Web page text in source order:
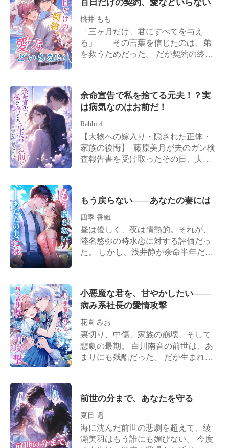
手を貸すつもりが、夢乃はそのまま
親子ごと溺愛対象に。 「傷ついたな
ら、島でも買って癒せばいい」 「侮
辱された？じゃあ一族まるごと潰
す」 緑茶女が絡んできた瞬間、首富
いけど！？」 「そろそろ二人目、ど
う？」
百日だけの契約、愛などいらない
桃井 もも
「三ヶ月だけ、君にすべてを与え
る」——その言葉を信じたのは、弟
を救うためだった。 だが契約の終わ
望。 三年後、彼女は華麗に舞い戻
る。世界が注目する女優として。
「もう、男なんて必要ない。私は私
の道を歩くだけ——」 過去を踏みし
めて、輝く舞台に立つ彼女の姿に、
誰もが目を奪われる。 これは、すべ
余命宣告で私を捨てる元夫！？実
は病気なのはお前だ！
Rabbit4
【大物への嫁入り・隠された正体・
家族の後悔】 藤原美月が夫のガン検
査報告書を受け取ったその日、夫か
に嫌悪感を示し、「もうすぐ死ぬ人
間が、お金を無駄遣いするんじゃな
いよ」と言い放つ。 夫は一枚の離婚
協議書を取り出し、「美咲が俺の子
を身ごもった。離婚しよう！」と告
果たす。 やがて藤原美月の隠された
正体が次々と明らかになると、大物
もまた、彼女こそが自分の「忘れら
れない初恋の人」であったことに気
づく。 大物は毎夜のごとく彼女を溺
愛するようになった。 「妻よ、もう
一度俺を甘やかしてくれ」 一方、元
に薄く笑みを浮かべ、元夫を見つめ
て？――でも、ガンを患っているの
はあなたよ」
もう戻らない――あなたの妻には
四季 香織
昼は優しく、夜は情熱的。それが、
陸名悠弥の時水恋に対する評価だっ
た。 しかし、浅井静が余命半年だと
復縁すればいい」 彼は時水恋がずっ
とその場で待っていると信じていた
が、彼女はもう目が覚めていた。 涙
は枯れ果て、時水恋の心も死んだ。
こうして偽りの離婚は、本当の別れ
となった。 子を堕ろし、人生を再出
が流れた。かつて傲岸不遜を極めた
あの陸名家の御曹司が、血走った目
でマイバッハを飛ばし、狂ったよう
に彼女を追い続けた、と。ただ、憐
れみの一瞥を乞うためだけに……。
小悪魔な君を、甘やかしたい――
病み系社長の愛情攻撃
花園 みお
裏切り、中傷、家族の崩壊、そして
悲劇の最期。 白川南音の前世は、あ
まりにも残酷だった。 だが生まれ変
り者を潰し、没落した一族を再興
し、彼女は今度こそ人生を取り戻
す。 そして再び出会ったのは、前世
で唯一手の届かなかった男。 「前回
前世の分まで、あなたを守る
夏目 遥
海に沈んだ前世の悲劇を超えて、綾
瀬美羽はもう誰にも媚びない。 今度